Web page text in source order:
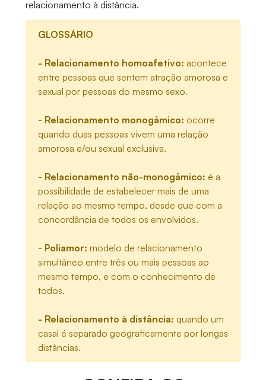
relacionamento à distância.
GLOSSÁRIO
- Relacionamento homoafetivo: acontece
entre pessoas que sentem atração amorosa e
sexual por pessoas do mesmo sexo.
- Relacionamento monogâmico: ocorre
quando duas pessoas vivem uma relação
amorosa e/ou sexual exclusiva.
- Relacionamento não-monogâmico: é a
possibilidade de estabelecer mais de uma
relação ao mesmo tempo, desde que com a
concordância de todos os envolvidos.
- Poliamor: modelo de relacionamento
simultâneo entre três ou mais pessoas ao
mesmo tempo, e com o conhecimento de
todos.
- Relacionamento à distância: quando um
casal é separado geograficamente por longas
distâncias.